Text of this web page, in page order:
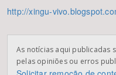
http://xingu-
As notícias aqui publicadas
pelas opiniões ou erros